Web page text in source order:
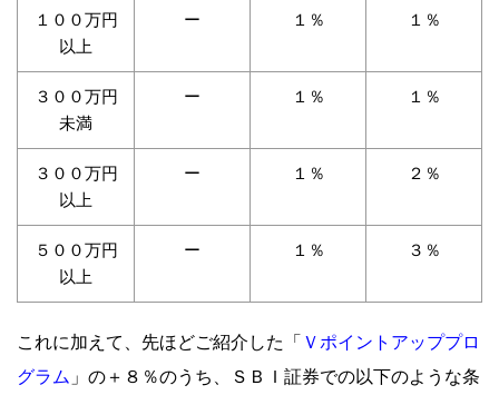
１００万円
以上
ー １％ １％
３００万円
未満
ー １％ １％
３００万円
以上
ー １％ ２％
５００万円
以上
ー １％ ３％
これに加えて、先ほどご紹介した「 Ｖポイントアッププロ
グラム 」の＋８％のうち、ＳＢＩ証券での以下のような条